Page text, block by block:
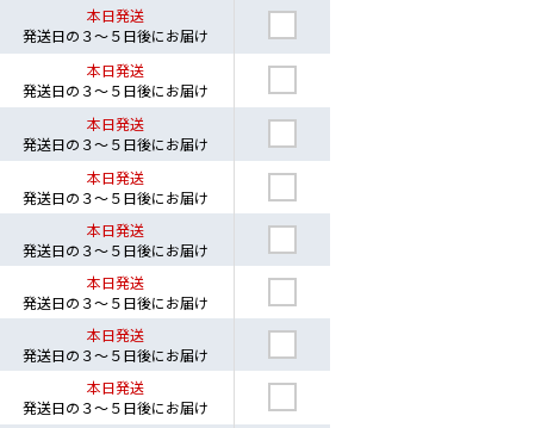
本日発送
発送日の３～５日後にお届け
本日発送
発送日の３～５日後にお届け
本日発送
発送日の３～５日後にお届け
本日発送
発送日の３～５日後にお届け
本日発送
発送日の３～５日後にお届け
本日発送
発送日の３～５日後にお届け
本日発送
発送日の３～５日後にお届け
本日発送
発送日の３～５日後にお届け